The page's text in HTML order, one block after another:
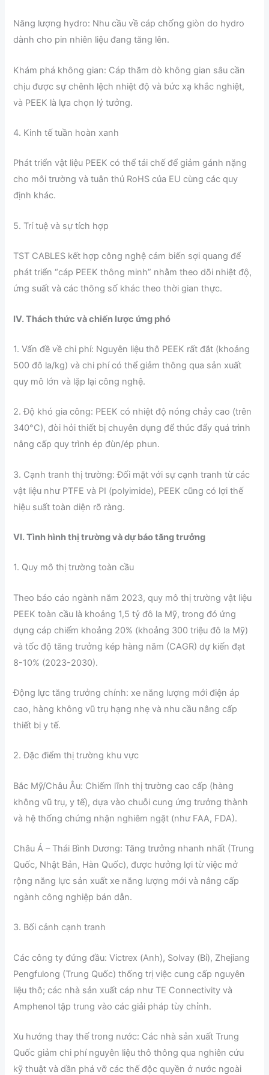
Năng lượng hydro: Nhu cầu về cáp chống giòn do hydro
dành cho pin nhiên liệu đang tăng lên.
Khám phá không gian: Cáp thăm dò không gian sâu cần
chịu được sự chênh lệch nhiệt độ và bức xạ khắc nghiệt,
và PEEK là lựa chọn lý tưởng.
4. Kinh tế tuần hoàn xanh
Phát triển vật liệu PEEK có thể tái chế để giảm gánh nặng
cho môi trường và tuân thủ RoHS của EU cùng các quy
định khác.
5. Trí tuệ và sự tích hợp
TST CABLES kết hợp công nghệ cảm biến sợi quang để
phát triển “cáp PEEK thông minh” nhằm theo dõi nhiệt độ,
ứng suất và các thông số khác theo thời gian thực.
IV. Thách thức và chiến lược ứng phó
1. Vấn đề về chi phí: Nguyên liệu thô PEEK rất đắt (khoảng
500 đô la/kg) và chi phí có thể giảm thông qua sản xuất
quy mô lớn và lặp lại công nghệ.
2. Độ khó gia công: PEEK có nhiệt độ nóng chảy cao (trên
340°C), đòi hỏi thiết bị chuyên dụng để thúc đẩy quá trình
nâng cấp quy trình ép đùn/ép phun.
3. Cạnh tranh thị trường: Đối mặt với sự cạnh tranh từ các
vật liệu như PTFE và PI (polyimide), PEEK cũng có lợi thế
hiệu suất toàn diện rõ ràng.
VI. Tình hình thị trường và dự báo tăng trưởng
1. Quy mô thị trường toàn cầu
Theo báo cáo ngành năm 2023, quy mô thị trường vật liệu
PEEK toàn cầu là khoảng 1,5 tỷ đô la Mỹ, trong đó ứng
dụng cáp chiếm khoảng 20% ​​(khoảng 300 triệu đô la Mỹ)
và tốc độ tăng trưởng kép hàng năm (CAGR) dự kiến ​​đạt
8-10% (2023-2030).
Động lực tăng trưởng chính: xe năng lượng mới điện áp
cao, hàng không vũ trụ hạng nhẹ và nhu cầu nâng cấp
thiết bị y tế.
2. Đặc điểm thị trường khu vực
Bắc Mỹ/Châu Âu: Chiếm lĩnh thị trường cao cấp (hàng
không vũ trụ, y tế), dựa vào chuỗi cung ứng trưởng thành
và hệ thống chứng nhận nghiêm ngặt (như FAA, FDA).
Châu Á – Thái Bình Dương: Tăng trưởng nhanh nhất (Trung
Quốc, Nhật Bản, Hàn Quốc), được hưởng lợi từ việc mở
rộng năng lực sản xuất xe năng lượng mới và nâng cấp
ngành công nghiệp bán dẫn.
3. Bối cảnh cạnh tranh
Các công ty đứng đầu: Victrex (Anh), Solvay (Bỉ), Zhejiang
Pengfulong (Trung Quốc) thống trị việc cung cấp nguyên
liệu thô; các nhà sản xuất cáp như TE Connectivity và
Amphenol tập trung vào các giải pháp tùy chỉnh.
Xu hướng thay thế trong nước: Các nhà sản xuất Trung
Quốc giảm chi phí nguyên liệu thô thông qua nghiên cứu
kỹ thuật và dần phá vỡ các thế độc quyền ở nước ngoài